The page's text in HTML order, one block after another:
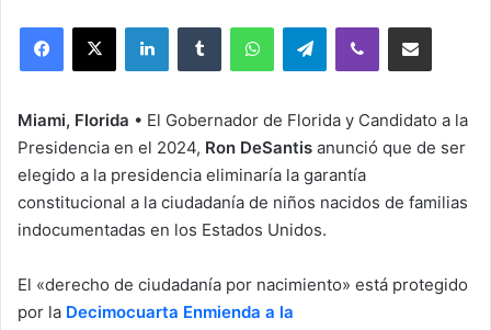
email
LinkedInTumblr WhatsAppTelegramViber Compartir por correo
Miami, Florida • El Gobernador de Florida y Candidato a la
Presidencia en el 2024, Ron DeSantis anunció que de ser
elegido a la presidencia eliminaría la garantía
constitucional a la ciudadanía de niños nacidos de familias
indocumentadas en los Estados Unidos.
El «derecho de ciudadanía por nacimiento» está protegido
por la Decimocuarta Enmienda a la